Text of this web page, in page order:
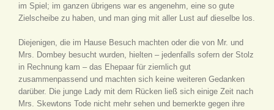
im Spiel; im ganzen übrigens war es angenehm, eine so gute
Zielscheibe zu haben, und man ging mit aller Lust auf dieselbe los.
Diejenigen, die im Hause Besuch machten oder die von Mr. und
Mrs. Dombey besucht wurden, hielten – jedenfalls sofern der Stolz
in Rechnung kam – das Ehepaar für ziemlich gut
zusammenpassend und machten sich keine weiteren Gedanken
darüber. Die junge Lady mit dem Rücken ließ sich einige Zeit nach
Mrs. Skewtons Tode nicht mehr sehen und bemerkte gegen ihre